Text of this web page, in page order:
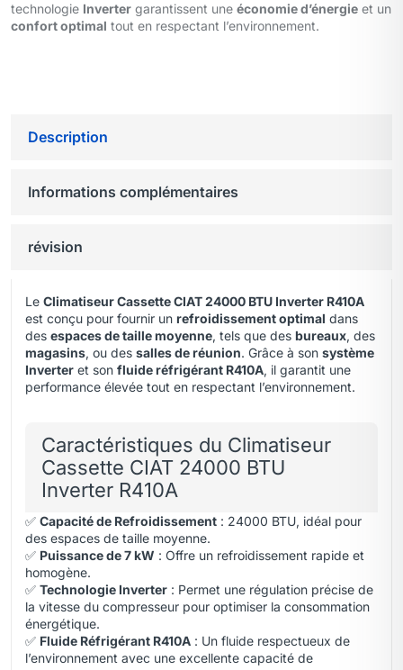
technologie Inverter garantissent une économie d’énergie et un
confort optimal tout en respectant l’environnement.
Description
Informations complémentaires
révision
Le Climatiseur Cassette CIAT 24000 BTU Inverter R410A
est conçu pour fournir un refroidissement optimal dans
des espaces de taille moyenne, tels que des bureaux, des
magasins, ou des salles de réunion. Grâce à son système
Inverter et son fluide réfrigérant R410A, il garantit une
performance élevée tout en respectant l’environnement.
Caractéristiques du Climatiseur
Cassette CIAT 24000 BTU
Inverter R410A
✅ Capacité de Refroidissement : 24000 BTU, idéal pour
des espaces de taille moyenne.
✅ Puissance de 7 kW : Offre un refroidissement rapide et
homogène.
✅ Technologie Inverter : Permet une régulation précise de
la vitesse du compresseur pour optimiser la consommation
énergétique.
✅ Fluide Réfrigérant R410A : Un fluide respectueux de
l’environnement avec une excellente capacité de